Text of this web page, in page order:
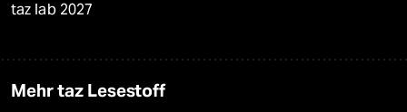
taz lab 2027
Mehr taz Lesestoff